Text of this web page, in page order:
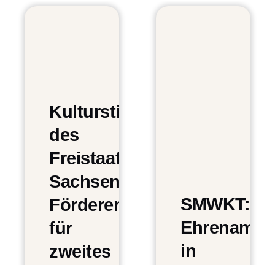
Kulturstiftung
des
Freistaates
Sachsen:
Förderentscheidungen
für
zweites
SMWKT:
Ehrenamt
in